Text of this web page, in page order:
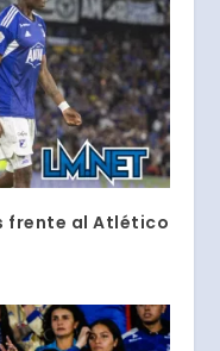
frente al Atlético